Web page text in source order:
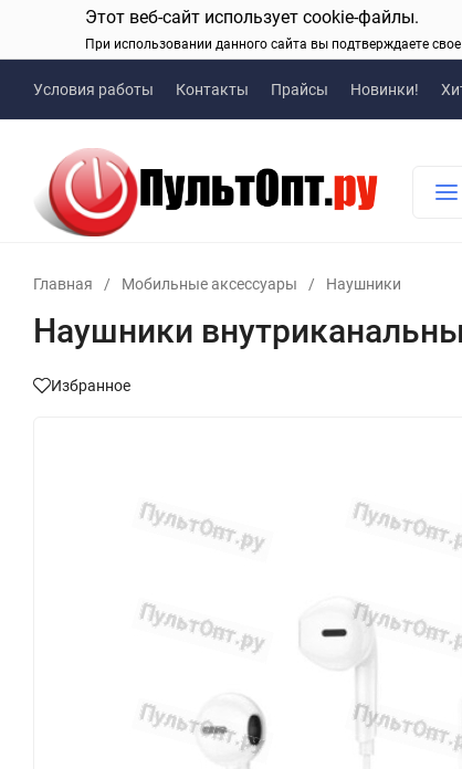
Этот веб-сайт использует cookie-файлы.
При использовании данного сайта вы подтверждаете
Условия работы Контакты Прайсы Новинки!
Главная / Мобильные аксессуары / Наушники
Наушники
Избранное